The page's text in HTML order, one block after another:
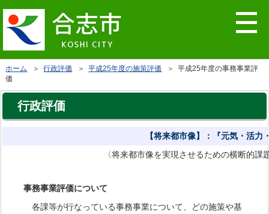
ホーム ＞行政評価 ＞平成25年度の施策評価
＞ 平成25年度の事務事業評
価
行政評価
【将来都市像】：『元気・活力
〈将来都市像を実現させるための横断的課
事務事業評価について
各課等が行なっている事務事業について、どの施策や基